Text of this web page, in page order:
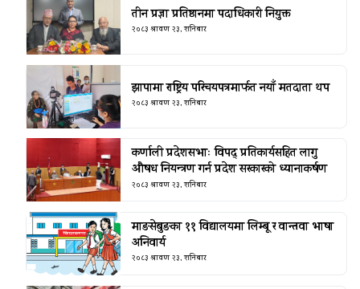
तीन प्रज्ञा प्रतिष्ठानमा पदाधिकारी नियुक्त
२०८३ श्रावण २३, शनिबार
झापामा राष्ट्रिय परिचयपत्रमार्फत नयाँ मतदाता थप
२०८३ श्रावण २३, शनिबार
कर्णाली प्रदेशसभाः विपद् प्रतिकार्यसहित लागु
औषध नियन्त्रण गर्न प्रदेश सरकारको ध्यानाकर्षण
२०८३ श्रावण २३, शनिबार
माङसेबुङका ११ विद्यालयमा लिम्बू र वान्तवा भाषा
अनिवार्य
२०८३ श्रावण २३, शनिबार